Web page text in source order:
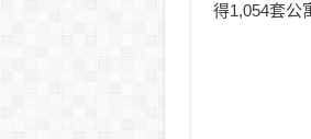
得1,054套公